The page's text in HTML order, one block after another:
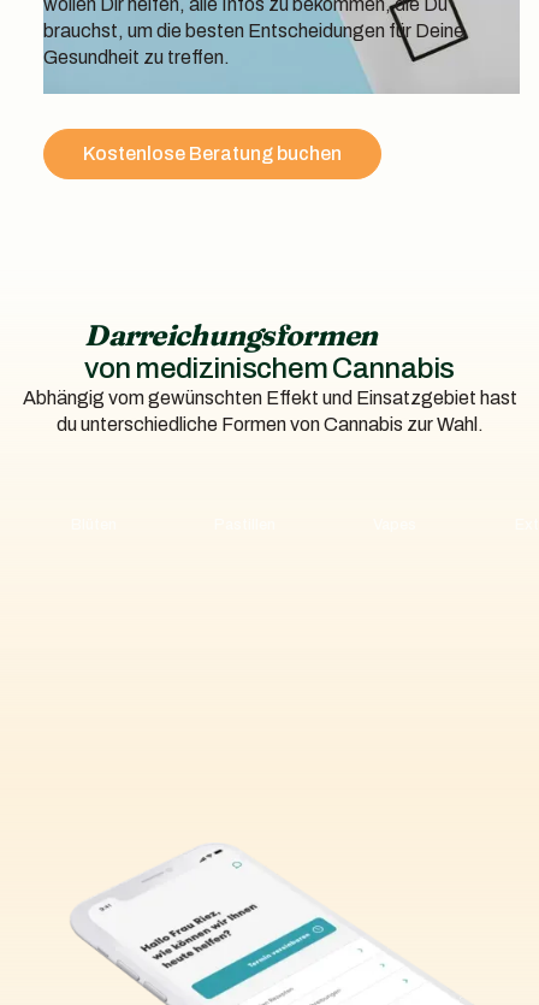
wollen Dir helfen, alle Infos zu bekommen, die Du
brauchst, um die besten Entscheidungen für Deine
Gesundheit zu treffen.
Kostenlose Beratung buchen
Darreichungsformen
von medizinischem Cannabis
Abhängig vom gewünschten Effekt und Einsatzgebiet hast
du unterschiedliche Formen von Cannabis zur Wahl.